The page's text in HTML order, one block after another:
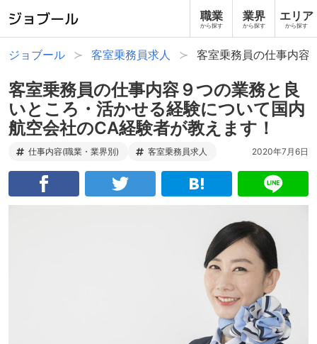
職業
から探す
業界
から探す
エリア
から探す
ジョブール 客室乗務員求人 客室乗務員の仕事内容
客室乗務員の仕事内容９つの業務と良
いところ・活かせる経験について国内
航空会社のCA経験者が教えます！
仕事内容(職業・業界別) 客室乗務員求人 2020年7月6日